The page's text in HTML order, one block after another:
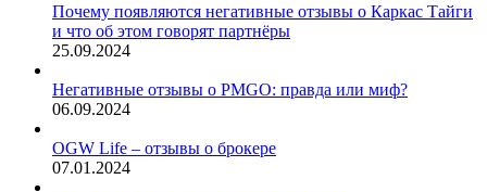
Почему появляются негативные отзывы о Каркас Тайги
и что об этом говорят партнёры
25.09.2024
Негативные отзывы о PMGO: правда или миф?
06.09.2024
OGW Life – отзывы о брокере
07.01.2024